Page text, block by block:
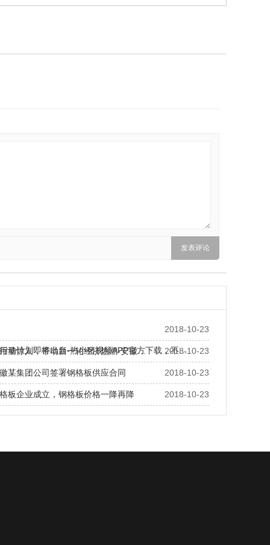
2018-10-23
动计划即将出台-热小猪视频APP官方下载，不…2018-10-23
量惊人，带动新一轮经济热潮-安徽…
2018-10-23
某集团公司签署钢格板供应合同
2018-10-23
板企业成立，钢格板价格一降再降